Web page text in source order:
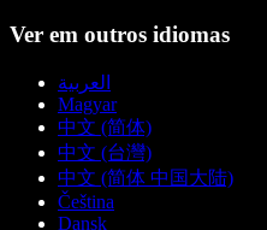
Ver em outros idiomas
العربية
Magyar
中文 (简体)
中文 (台灣)
中文 (简体 中国大陆)
Čeština
Dansk